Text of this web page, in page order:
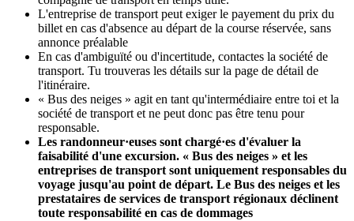
L'entreprise de transport peut exiger le payement du prix du
billet en cas d'absence au départ de la course réservée, sans
annonce préalable
En cas d'ambiguïté ou d'incertitude, contactes la société de
transport. Tu trouveras les détails sur la page de détail de
l'itinéraire.
« Bus des neiges » agit en tant qu'intermédiaire entre toi et la
société de transport et ne peut donc pas être tenu pour
responsable.
Les randonneur·euses sont chargé·es d'évaluer la
faisabilité d'une excursion. « Bus des neiges » et les
entreprises de transport sont uniquement responsables du
voyage jusqu'au point de départ. Le Bus des neiges et les
prestataires de services de transport régionaux déclinent
toute responsabilité en cas de dommages